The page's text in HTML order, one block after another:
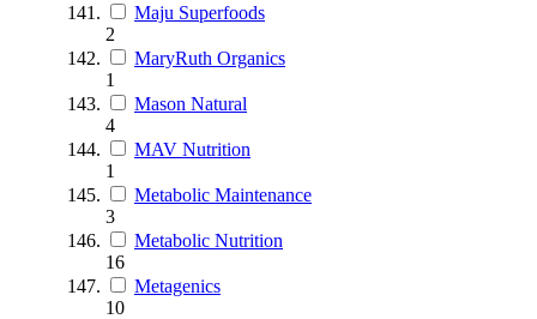
Maju Superfoods
2
MaryRuth Organics
1
Mason Natural
4
MAV Nutrition
1
Metabolic Maintenance
3
Metabolic Nutrition
16
Metagenics
10